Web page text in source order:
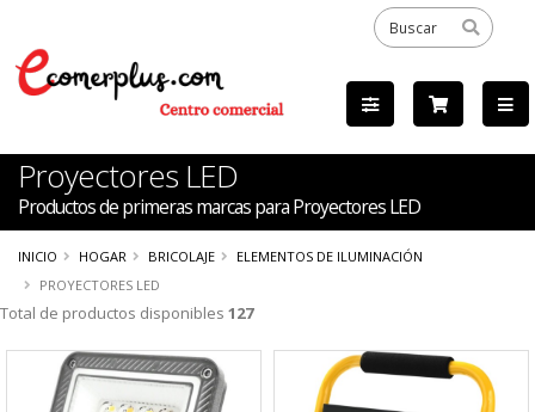
Proyectores LED
Productos de primeras marcas para Proyectores LED
INICIO HOGAR BRICOLAJE
ELEMENTOS DE ILUMINACIÓN
PROYECTORES LED
Total de productos disponibles 127